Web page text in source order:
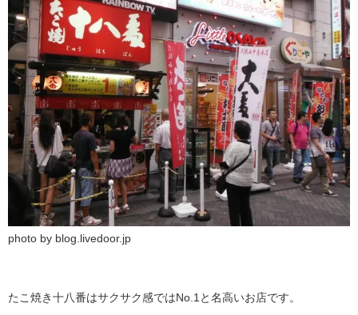
photo by blog.livedoor.jp
たこ焼き十八番はサクサク感ではNo.1と名高いお店です。